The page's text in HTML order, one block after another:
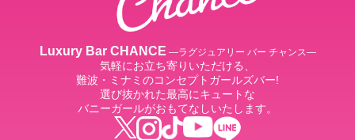
Luxury Bar CHANCE ―ラグジュアリー バー チャンス―
気軽にお立ち寄りいただける、
難波・ミナミのコンセプトガールズバー!
選び抜かれた最高にキュートな
バニーガールがおもてなしいたします。